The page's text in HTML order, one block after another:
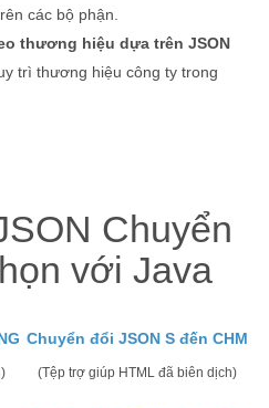
các bộ phận.
thương hiệu dựa trên JSON
trì thương hiệu công ty trong
Chuyển
với Java
Chuyển đổi JSON S đến CHM
(Tệp trợ giúp HTML đã biên dịch)